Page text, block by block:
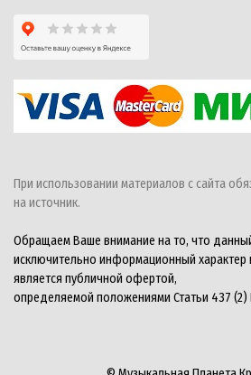
При использовании материалов с сайта
на источник.
Обращаем Ваше внимание на то, что
исключительно информационный характер
является публичной офертой,
определяемой положениями Статьи 437